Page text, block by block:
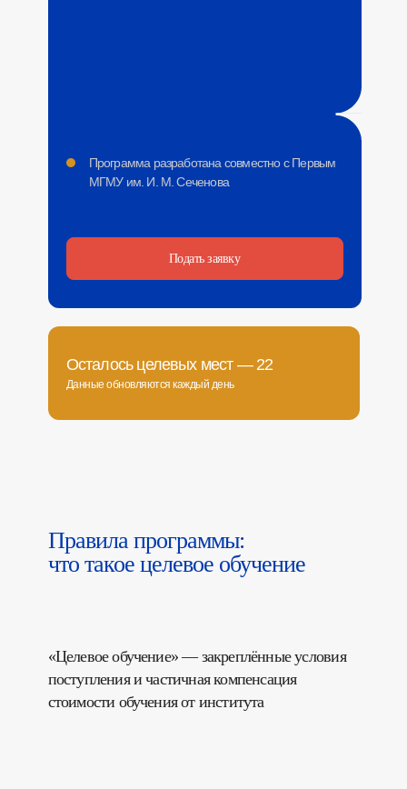
Подать заявку
Программа разработана совместно с Первым
МГМУ им. И. М. Сеченова
Осталось целевых мест — 22
Данные обновляются каждый день
Правила программы:
что такое целевое обучение
«Целевое обучение» — закреплённые условия
поступления и частичная компенсация
стоимости обучения от института